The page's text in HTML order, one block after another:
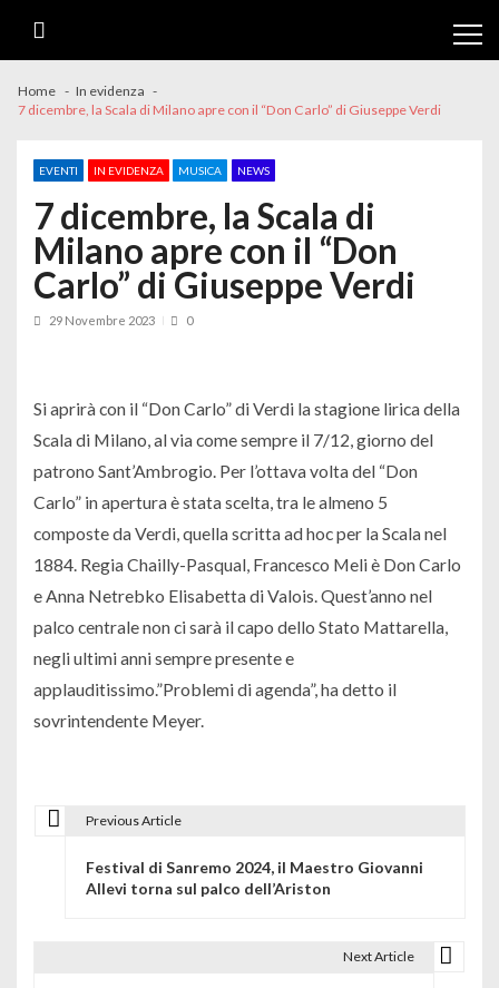
Home
In evidenza
7 dicembre, la Scala di Milano apre con il “Don Carlo” di Giuseppe Verdi
EVENTI IN EVIDENZA MUSICA NEWS
7 dicembre, la Scala di
Milano apre con il “Don
Carlo” di Giuseppe Verdi
29 Novembre 2023 0
Si aprirà con il “Don Carlo” di Verdi la stagione lirica della
Scala di Milano, al via come sempre il 7/12, giorno del
patrono Sant’Ambrogio. Per l’ottava volta del “Don
Carlo” in apertura è stata scelta, tra le almeno 5
composte da Verdi, quella scritta ad hoc per la Scala nel
1884. Regia Chailly-Pasqual, Francesco Meli è Don Carlo
e Anna Netrebko Elisabetta di Valois. Quest’anno nel
palco centrale non ci sarà il capo dello Stato Mattarella,
negli ultimi anni sempre presente e
applauditissimo.”Problemi di agenda”, ha detto il
sovrintendente Meyer.
Previous Article
Festival di Sanremo 2024, il Maestro Giovanni
Allevi torna sul palco dell’Ariston
Next Article